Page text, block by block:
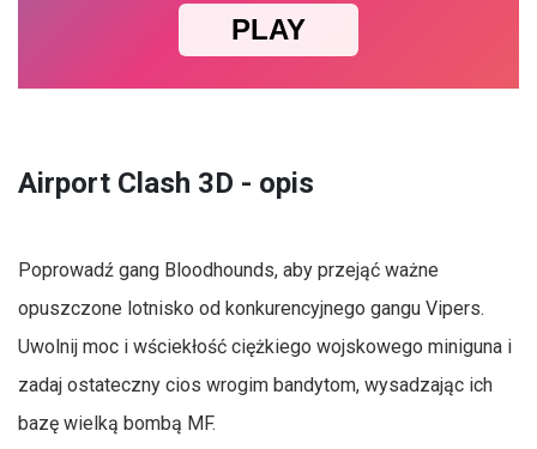
Airport Clash 3D - opis
Poprowadź gang Bloodhounds, aby przejąć ważne
opuszczone lotnisko od konkurencyjnego gangu Vipers.
Uwolnij moc i wściekłość ciężkiego wojskowego miniguna i
zadaj ostateczny cios wrogim bandytom, wysadzając ich
bazę wielką bombą MF.